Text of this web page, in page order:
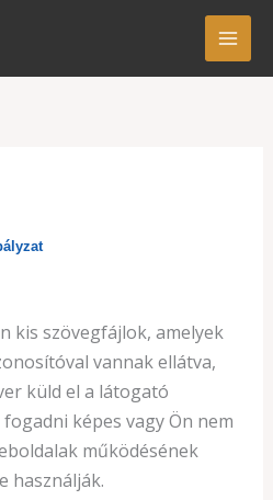
kis szövegfájlok, amelyek
vannak ellátva,
küld el a látogató
képes vagy Ön nem
működésének
használják.